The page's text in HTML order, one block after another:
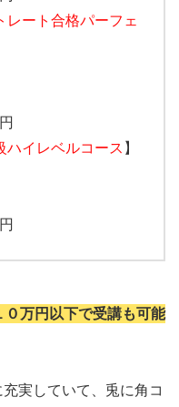
レート合格パーフェ
ハイレベルコース 】
万円以下で受講も可能
実していて、兎に角コ